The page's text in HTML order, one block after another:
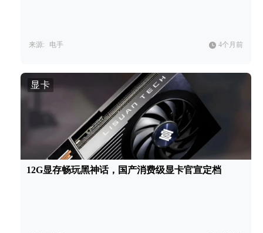
来源: 电手 4个月前
显卡
12G显存畅玩黑神话，国产消费级显卡官宣定档